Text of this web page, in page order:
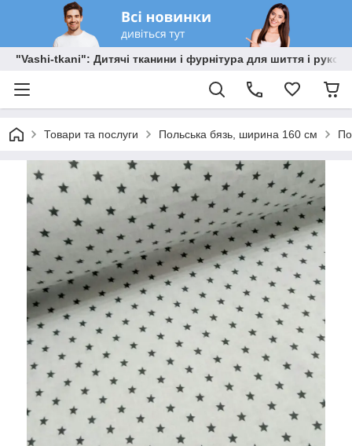
"Vashi-tkani": Дитячі тканини і фурнітура для шиття і
Товари та послуги Польська бязь, ширина 160 см